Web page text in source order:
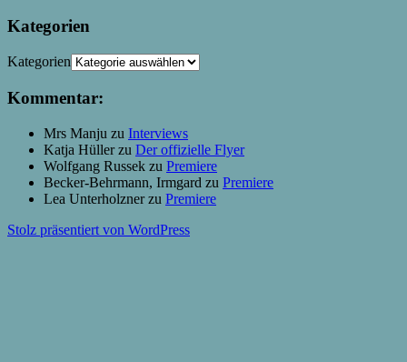
Kategorien
Kategorien
Kommentar:
Mrs Manju zu Interviews
Katja Hüllerzu Der offizielle Flyer
Wolfgang Russek zu Premiere
Becker-Behrmann, Irmgard zu Premiere
Lea Unterholznerzu Premiere
Stolz präsentiert von WordPress